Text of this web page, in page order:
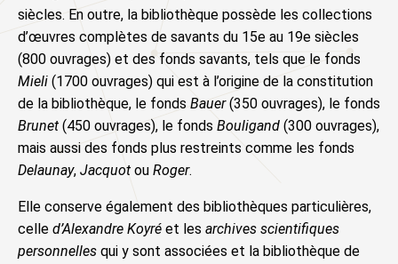
siècles. En outre, la bibliothèque possède les collections
d’œuvres complètes de savants du 15e au 19e siècles
(800 ouvrages) et des fonds savants, tels que le fonds
Mieli (1700 ouvrages) qui est à l’origine de la constitution
de la bibliothèque, le fonds Bauer(350 ouvrages), le fonds
Brunet (450 ouvrages), le fonds Bouligand (300 ouvrages),
mais aussi des fonds plus restreints comme les fonds
Delaunay, Jacquot ou Roger.
Elle conserve également des bibliothèques particulières,
celle d’Alexandre Koyré et les archives scientifiques
personnelles qui y sont associées et la bibliothèque de